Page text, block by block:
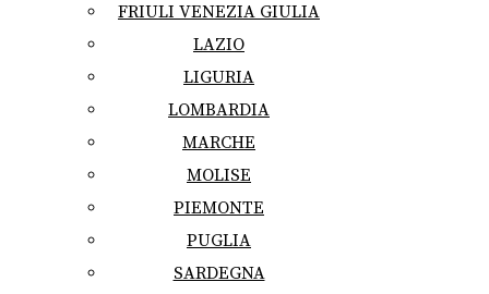
FRIULI VENEZIA GIULIA
LAZIO
LIGURIA
LOMBARDIA
MARCHE
MOLISE
PIEMONTE
PUGLIA
SARDEGNA